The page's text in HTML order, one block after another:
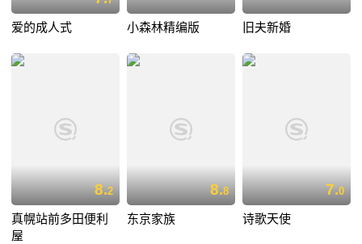
爱的成人式 小森林精编版 旧夫新婚
8.2
真幌站前多田便利
屋
8.8
东京家族
7.0
诗歌天使